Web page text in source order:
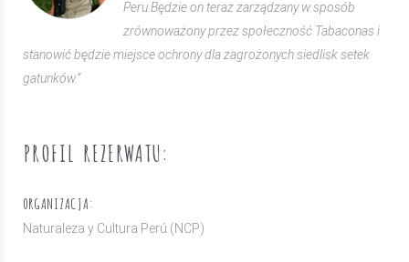
Peru.Będzie on teraz zarządzany w sposób
zrównoważony przez społeczność Tabaconas i
stanowić będzie miejsce ochrony dla zagrożonych siedlisk setek
gatunków.”
PROFIL REZERWATU:
ORGANIZACJA:
Naturaleza y Cultura Perú (NCP)